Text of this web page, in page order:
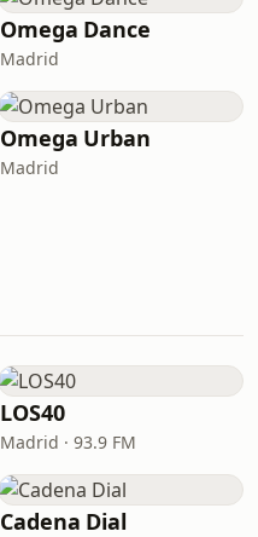
Omega Dance
Madrid
Omega Urban
Madrid
LOS40
Madrid · 93.9 FM
Cadena Dial